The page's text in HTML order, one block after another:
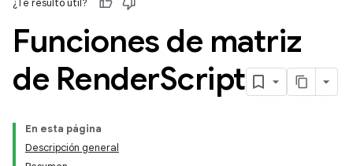
¿Te resultó útil?
Funciones de matriz
de RenderScript
En esta página
Descripción general